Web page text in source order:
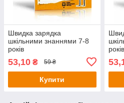
Швидка зарядка
шкільними знаннями 7-8
років
53,10 ₴ 59 ₴
Купити
років